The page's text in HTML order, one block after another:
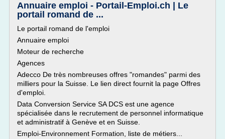
Annuaire emploi - Portail-Emploi.ch | Le
portail romand de ...
Le portail romand de l'emploi
Annuaire emploi
Moteur de recherche
Agences
Adecco De très nombreuses offres "romandes" parmi des
milliers pour la Suisse. Le lien direct fournit la page Offres
d'emploi.
Data Conversion Service SA DCS est une agence
spécialisée dans le recrutement de personnel informatique
et administratif à Genève et en Suisse.
Emploi-Environnement Formation, liste de métiers...